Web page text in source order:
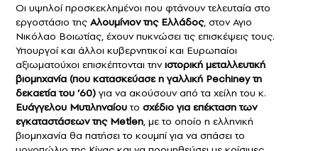
Οι υψηλοί προσκεκλημένοι που φτάνουν τελευταία στο
εργοστάσιο της Αλουμίνιον της Ελλάδος, στον Αγιο
Νικόλαο Βοιωτίας, έχουν πυκνώσει τις επισκέψεις τους.
Υπουργοί και άλλοι κυβερνητικοί και Ευρωπαίοι
αξιωματούχοι επισκέπτονται τηνιστορική μεταλλευτική
βιομηχανία (που κατασκεύασε η γαλλική Pechiney τη
δεκαετία του ’60) για να ακούσουν από τα χείλη του κ.
Ευάγγελου Μυτιληναίουτο σχέδιο για επέκταση των
εγκαταστάσεων της Μetlen, με το οποίο η ελληνική
βιομηχανία θα πατήσει το κουμπί για να σπάσει το